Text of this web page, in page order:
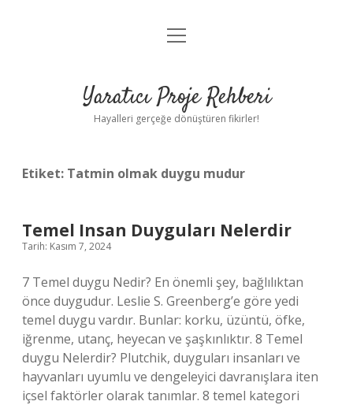
Anasayfa
Yasal Uyarı
menüyü
Yaratıcı Proje Rehberi
Hayalleri gerçeğe dönüştüren fikirler!
Etiket: Tatmin olmak duygu mudur
Temel Insan Duyguları Nelerdir
Tarih: Kasım 7, 2024
7 Temel duygu Nedir? En önemli şey, bağlılıktan
önce duygudur. Leslie S. Greenberg’e göre yedi
temel duygu vardır. Bunlar: korku, üzüntü, öfke,
iğrenme, utanç, heyecan ve şaşkınlıktır. 8 Temel
duygu Nelerdir? Plutchik, duyguları insanları ve
hayvanları uyumlu ve dengeleyici davranışlara iten
içsel faktörler olarak tanımlar. 8 temel kategori